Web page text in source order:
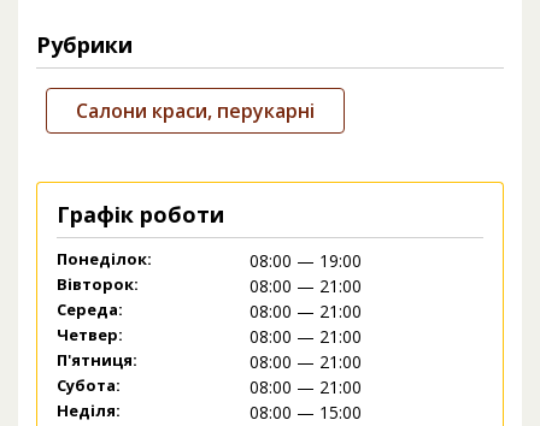
Рубрики
Салони краси, перукарні
Графік роботи
Понеділок: 08:00 — 19:00
Вівторок: 08:00 — 21:00
Середа: 08:00 — 21:00
Четвер: 08:00 — 21:00
П'ятниця: 08:00 — 21:00
Субота: 08:00 — 21:00
Неділя: 08:00 — 15:00